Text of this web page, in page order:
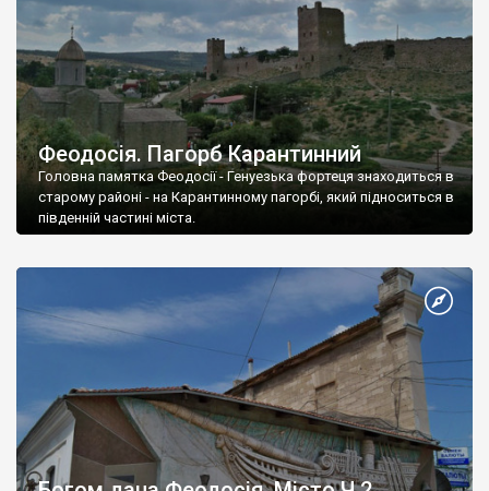
Феодосія. Пагорб Карантинний
Головна памятка Феодосії - Генуезька фортеця знаходиться в
старому районі - на Карантинному пагорбі, який підноситься в
південній частині міста.